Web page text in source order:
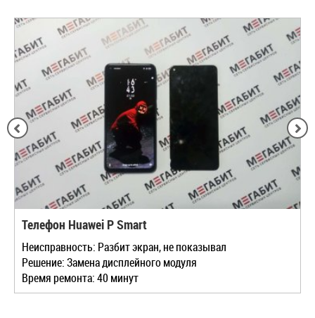
Телефон Huawei P Smart
Неисправность: Разбит экран, не показывал
Решение: Замена дисплейного модуля
Время ремонта: 40 минут